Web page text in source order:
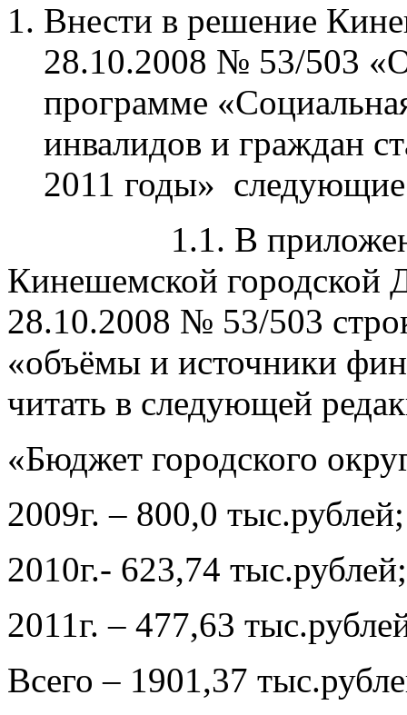
Внести в решение
28.10.2008 № 53/503
программе
инвалидов и граждан
2011 годы»
1.1. В
Кинешемской городской
28.10.2008 № 53/503
«объёмы и источники
читать в следующей
«Бюджет городского
2009г. – 800,0 тыс.рублей;
2010г.- 623,74 тыс.рублей;
2011г. – 477,63
Всего – 1901,37